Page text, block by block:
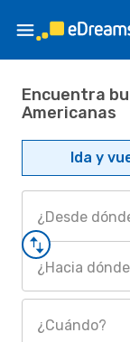
Encuentra
Americanas
Ida y
¿Desde
¿Hacia
¿Cuándo?